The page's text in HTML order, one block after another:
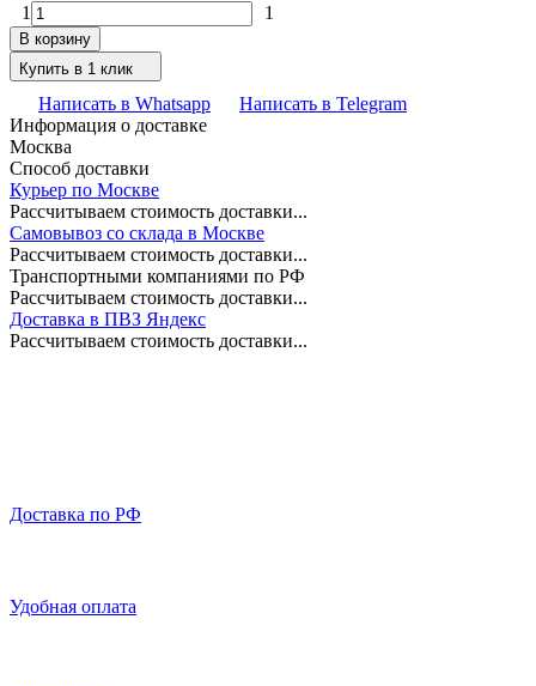
1
1
В корзину
Купить в 1 клик
Написать в Whatsapp
Написать в Telegram
Информация о доставке
Москва
Способ доставки
Курьер по Москве
Рассчитываем стоимость доставки...
Самовывоз со склада в Москве
Рассчитываем стоимость доставки...
Транспортными компаниями по РФ
Рассчитываем стоимость доставки...
Доставка в ПВЗ Яндекс
Рассчитываем стоимость доставки...
Доставка по РФ
Удобная оплата